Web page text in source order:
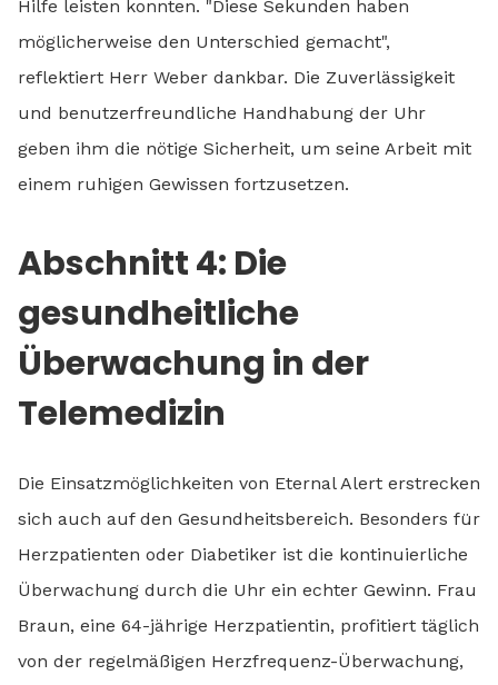
Hilfe leisten konnten. "Diese Sekunden haben
möglicherweise den Unterschied gemacht",
reflektiert Herr Weber dankbar. Die Zuverlässigkeit
und benutzerfreundliche Handhabung der Uhr
geben ihm die nötige Sicherheit, um seine Arbeit mit
einem ruhigen Gewissen fortzusetzen.
Abschnitt 4: Die
gesundheitliche
Überwachung in der
Telemedizin
Die Einsatzmöglichkeiten von Eternal Alert erstrecken
sich auch auf den Gesundheitsbereich. Besonders für
Herzpatienten oder Diabetiker ist die kontinuierliche
Überwachung durch die Uhr ein echter Gewinn. Frau
Braun, eine 64-jährige Herzpatientin, profitiert täglich
von der regelmäßigen Herzfrequenz-Überwachung,